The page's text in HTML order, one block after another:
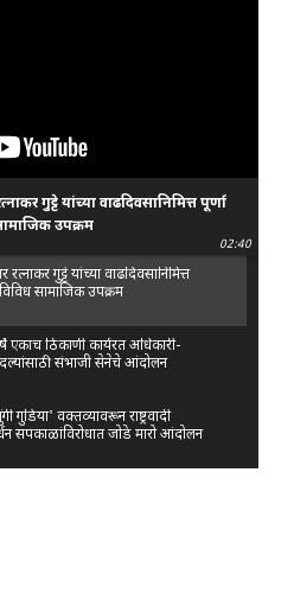
गुट्टे यांच्या वाढदिवसानिमित्त पूर्णा
उपक्रम
02:40
गुट्टे यांच्या वाढदिवसानिमित्त
सामाजिक उपक्रम
एकाच ठिकाणी कार्यरत अधिकारी-
संभाजी सेनेचे आंदोलन
वक्तव्यावरून राष्ट्रवादी
सपकाळांविरोधात जोडे मारो आंदोलन